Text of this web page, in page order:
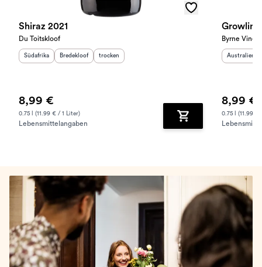
Shiraz 2021
Du Toitskloof
Herkunftsland:
Südafrika Herkunftsregion:
Bredekloof Geschmack
trocken
8,99 €
0.75 l (11.99 € / 1 Liter)
Lebensmittelangaben Zum Warenkorb
Growling
Byrne
Australien
8,99 €
0.75 l (11.99 €